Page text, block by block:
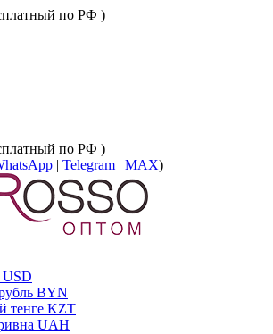
по РФ )
по РФ )
| Telegram | MAX)
USD
BYN
тенге KZT
UAH